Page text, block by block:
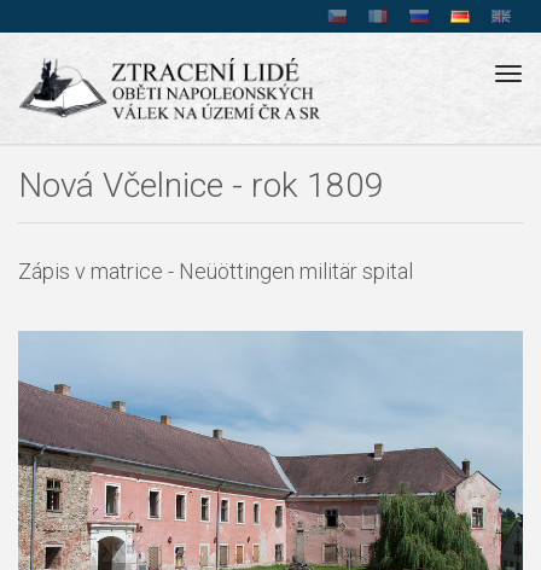
Nová Včelnice - rok 1809
Zápis v matrice - Neüöttingen militär spital